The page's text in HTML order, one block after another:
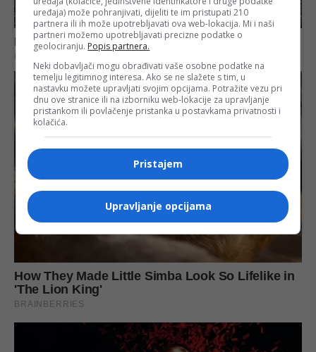
uređaja) može pohranjivati, dijeliti te im pristupati 210
partnera ili ih može upotrebljavati ova web-lokacija. Mi i naši
partneri možemo upotrebljavati precizne podatke o
geolociranju. Popis partnera.
Neki dobavljači mogu obrađivati vaše osobne podatke na
temelju legitimnog interesa. Ako se ne slažete s tim, u
nastavku možete upravljati svojim opcijama. Potražite vezu pri
dnu ove stranice ili na izborniku web-lokacije za upravljanje
pristankom ili povlačenje pristanka u postavkama privatnosti i
kolačića.
Pristajem
Upravljanje opcijama